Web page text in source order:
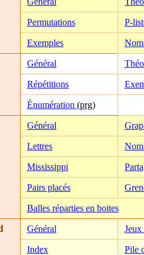
Permutations P-
Exemples
Général
Répétitions
Énumération (prg)
Général
Lettres
Mississippi
Pairs placés
Balles réparties en boites
Général Jeux
Index Pile